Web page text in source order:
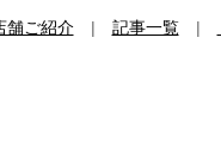
ご紹介| 記事一覧|